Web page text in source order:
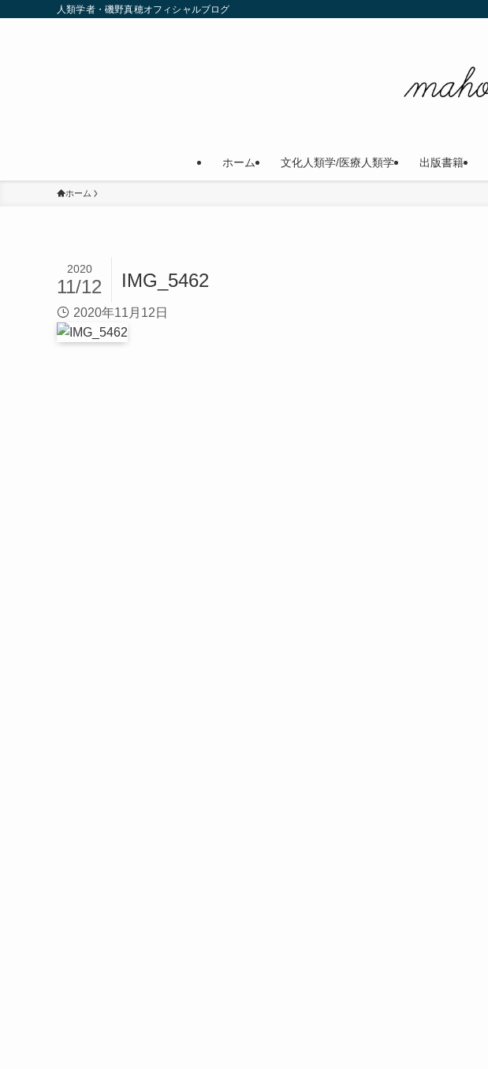
人類学者・磯野真穂オフィシャルブログ
ホーム 文化人類学/医療人類学 出版書籍
ホーム
IMG_5462
2020
11/12
2020年11月12日